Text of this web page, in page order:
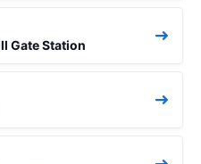
Gate Station